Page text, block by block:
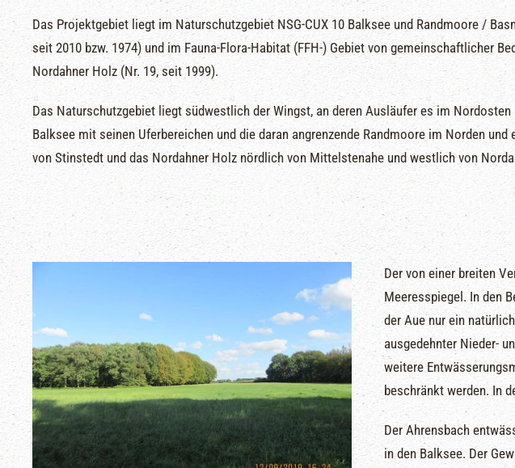
Das Projektgebiet liegt im Naturschutzgebiet NSG-CUX 10 Balksee und Randmoore /
seit 2010 bzw. 1974) und im Fauna-Flora-Habitat (FFH-) Gebiet von gemeinschaftlicher
Nordahner Holz (Nr. 19, seit 1999).
Das Naturschutzgebiet liegt südwestlich der Wingst, an deren Ausläufer es im
Balksee mit seinen Uferbereichen und die daran angrenzende Randmoore im Norden
von Stinstedt und das Nordahner Holz nördlich von Mittelstenahe und westlich von
Der von einer breiten
Meeresspiegel. In den
der Aue nur ein
ausgedehnter Nieder-
weitere
beschränkt werden. In
Der Ahrensbach
in den Balksee. Der